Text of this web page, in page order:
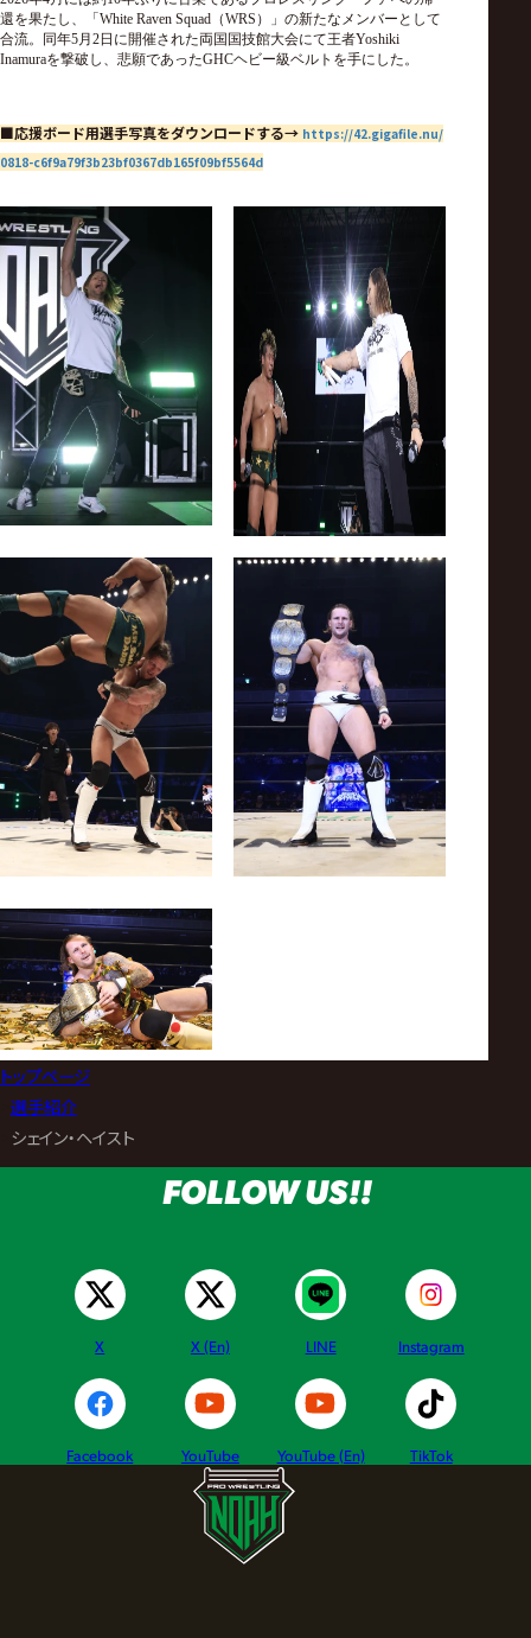
還を果たし、「White Raven Squad（WRS）」の新たなメンバーとして
合流。同年5月2日に開催された両国国技館大会にて王者Yoshiki
Inamuraを撃破し、悲願であったGHCヘビー級ベルトを手にした。
■応援ボード用選手写真をダウンロードする→ https://42.gigafile.nu/
0818-c6f9a79f3b23bf0367db165f09bf5564d
トップページ
選手紹介
シェイン・ヘイスト
FOLLOW US!!
X X (En) LINE Instagram
Facebook YouTube YouTube (En) TikTok